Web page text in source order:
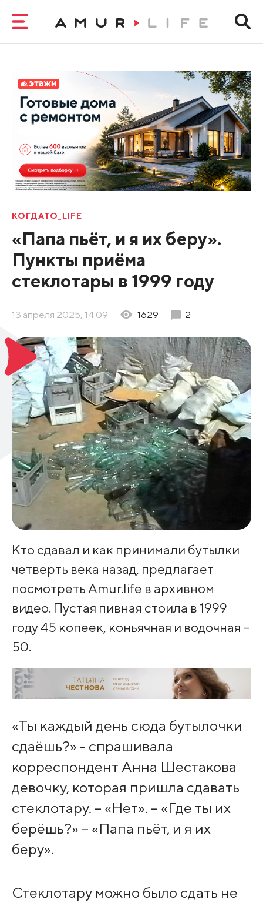
КОГДАТО_LIFE
«Папа пьёт, и я их беру».
Пункты приёма
стеклотары в 1999 году
13 апреля 2025, 14:09 1629 2
Кто сдавал и как принимали бутылки
четверть века назад, предлагает
посмотреть Amur.life в архивном
видео. Пустая пивная стоила в 1999
году 45 копеек, коньячная и водочная –
50.
«Ты каждый день сюда бутылочки
сдаёшь?» - спрашивала
корреспондент Анна Шестакова
девочку, которая пришла сдавать
стеклотару. – «Нет». – «Где ты их
берёшь?» – «Папа пьёт, и я их
беру».
Стеклотару можно было сдать не